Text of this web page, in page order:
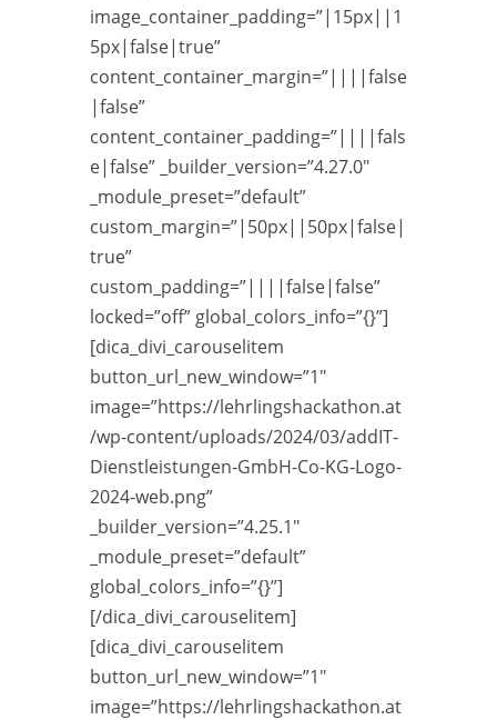
image_container_padding=”|15px||1
5px|false|true”
content_container_margin=”||||false
|false”
content_container_padding=”||||fals
e|false” _builder_version=”4.27.0″
_module_preset=”default”
custom_margin=”|50px||50px|false|
true”
custom_padding=”||||false|false”
locked=”off” global_colors_info=”{}”]
[dica_divi_carouselitem
button_url_new_window=”1″
image=”https://lehrlingshackathon.at
/wp-content/uploads/2024/03/addIT-
Dienstleistungen-GmbH-Co-KG-Logo-
2024-web.png”
_builder_version=”4.25.1″
_module_preset=”default”
global_colors_info=”{}”]
[/dica_divi_carouselitem]
[dica_divi_carouselitem
button_url_new_window=”1″
image=”https://lehrlingshackathon.at